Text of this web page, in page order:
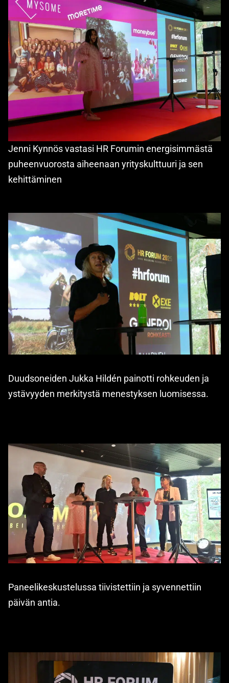
Jenni Kynnös vastasi HR Forumin energisimmästä
puheenvuorosta aiheenaan yrityskulttuuri ja sen
kehittäminen
Duudsoneiden Jukka Hildén painotti rohkeuden ja
ystävyyden merkitystä menestyksen luomisessa.
Paneelikeskustelussa tiivistettiin ja syvennettiin
päivän antia.